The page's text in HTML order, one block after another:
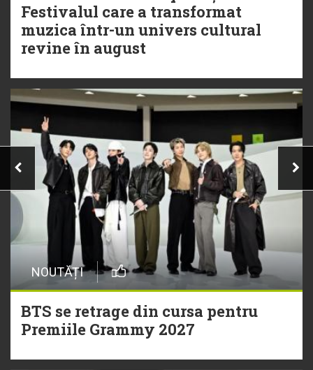
Festivalul care a transformat
muzica într-un univers cultural
revine în august
NOUTĂȚI
BTS se retrage din cursa pentru
Premiile Grammy 2027